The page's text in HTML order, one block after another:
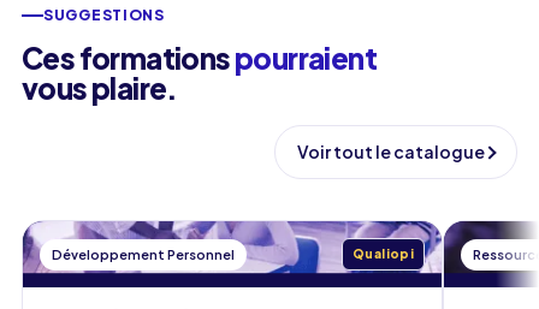
SUGGESTIONS
Ces formationspourraient
vous plaire.
Voir tout le catalogue
Développement Personnel Qualiopi